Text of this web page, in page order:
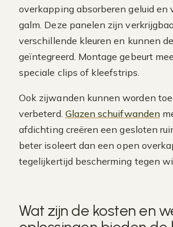
overkapping absorberen geluid en
galm. Deze panelen zijn
verschillende kleuren en kunnen
geïntegreerd. Montage gebeurt
speciale clips of kleefstrips.
Ook zijwanden kunnen worden
verbeterd. Glazen schuifwanden
afdichting creëren een gesloten
beter isoleert dan een open
tegelijkertijd bescherming tegen
Wat zijn de kosten en